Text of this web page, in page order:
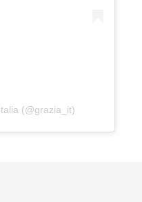
(@grazia_it)